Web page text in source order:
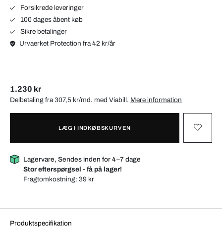
Forsikrede leveringer
100 dages åbent køb
Sikre betalinger
Urvaerket Protection fra 42 kr/år
1.230 kr
Delbetaling fra 307,5 kr/md. med Viabill. Mere information
LÆG I INDKØBSKURVEN
Lagervare, Sendes inden for 4–7 dage
Stor efterspørgsel - få på lager!
Fragtomkostning:39 kr
Produktspecifikation